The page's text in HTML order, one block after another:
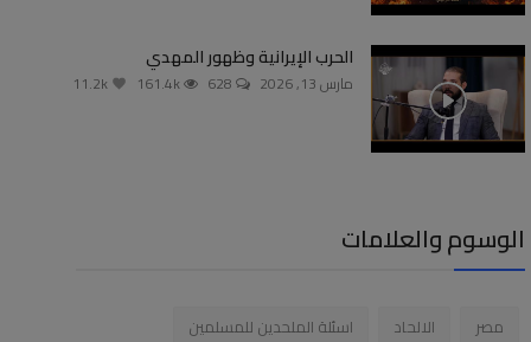
الحرب الإيرانية وظهور المهدي
مارس 13, 2026 628
161.4k
الوسوم والعلامات
مصر الالحاد
اسئلة الملحدين للمسلمين